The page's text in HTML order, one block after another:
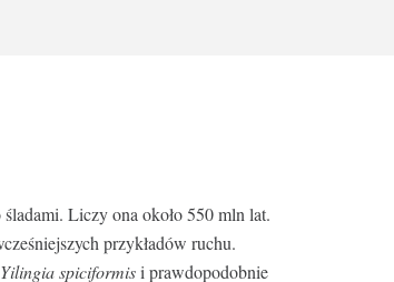
Liczy ona około 550 mln lat.
przykładów ruchu.
Yilingia spiciformisi prawdopodobnie